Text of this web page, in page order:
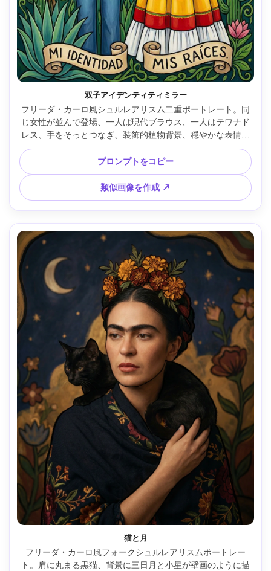
双子アイデンティティミラー
フリーダ・カーロ風シュルレアリスム二重ポートレート。同
じ女性が並んで登場、一人は現代ブラウス、一人はテワナド
レス、手をそっとつなぎ、装飾的植物背景、穏やかな表情が
一致、太い輪郭、平坦な鮮やかパレット、象徴アイデンティ
ティテーマ、左右対称構図、柔らかいシネマティック照明 --
ar 4:5
プロンプトをコピー
類似画像を作成 ↗
猫と月
フリーダ・カーロ風フォークシュルレアリスムポートレー
ト。肩に丸まる黒猫、背景に三日月と小星が壁画のように描